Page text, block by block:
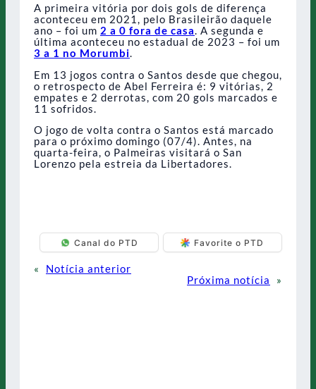
A primeira vitória por dois gols de diferença
aconteceu em 2021, pelo Brasileirão daquele
ano – foi um 2 a 0 fora de casa. A segunda e
última aconteceu no estadual de 2023 – foi um
3 a 1 no Morumbi.
Em 13 jogos contra o Santos desde que chegou,
o retrospecto de Abel Ferreira é: 9 vitórias, 2
empates e 2 derrotas, com 20 gols marcados e
11 sofridos.
O jogo de volta contra o Santos está marcado
para o próximo domingo (07/4). Antes, na
quarta-feira, o Palmeiras visitará o San
Lorenzo pela estreia da Libertadores.
Canal do PTD Favorite o PTD
«
Notícia anterior
Próxima notícia
»